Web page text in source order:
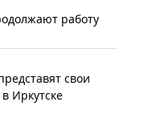
работу
свои
Иркутске